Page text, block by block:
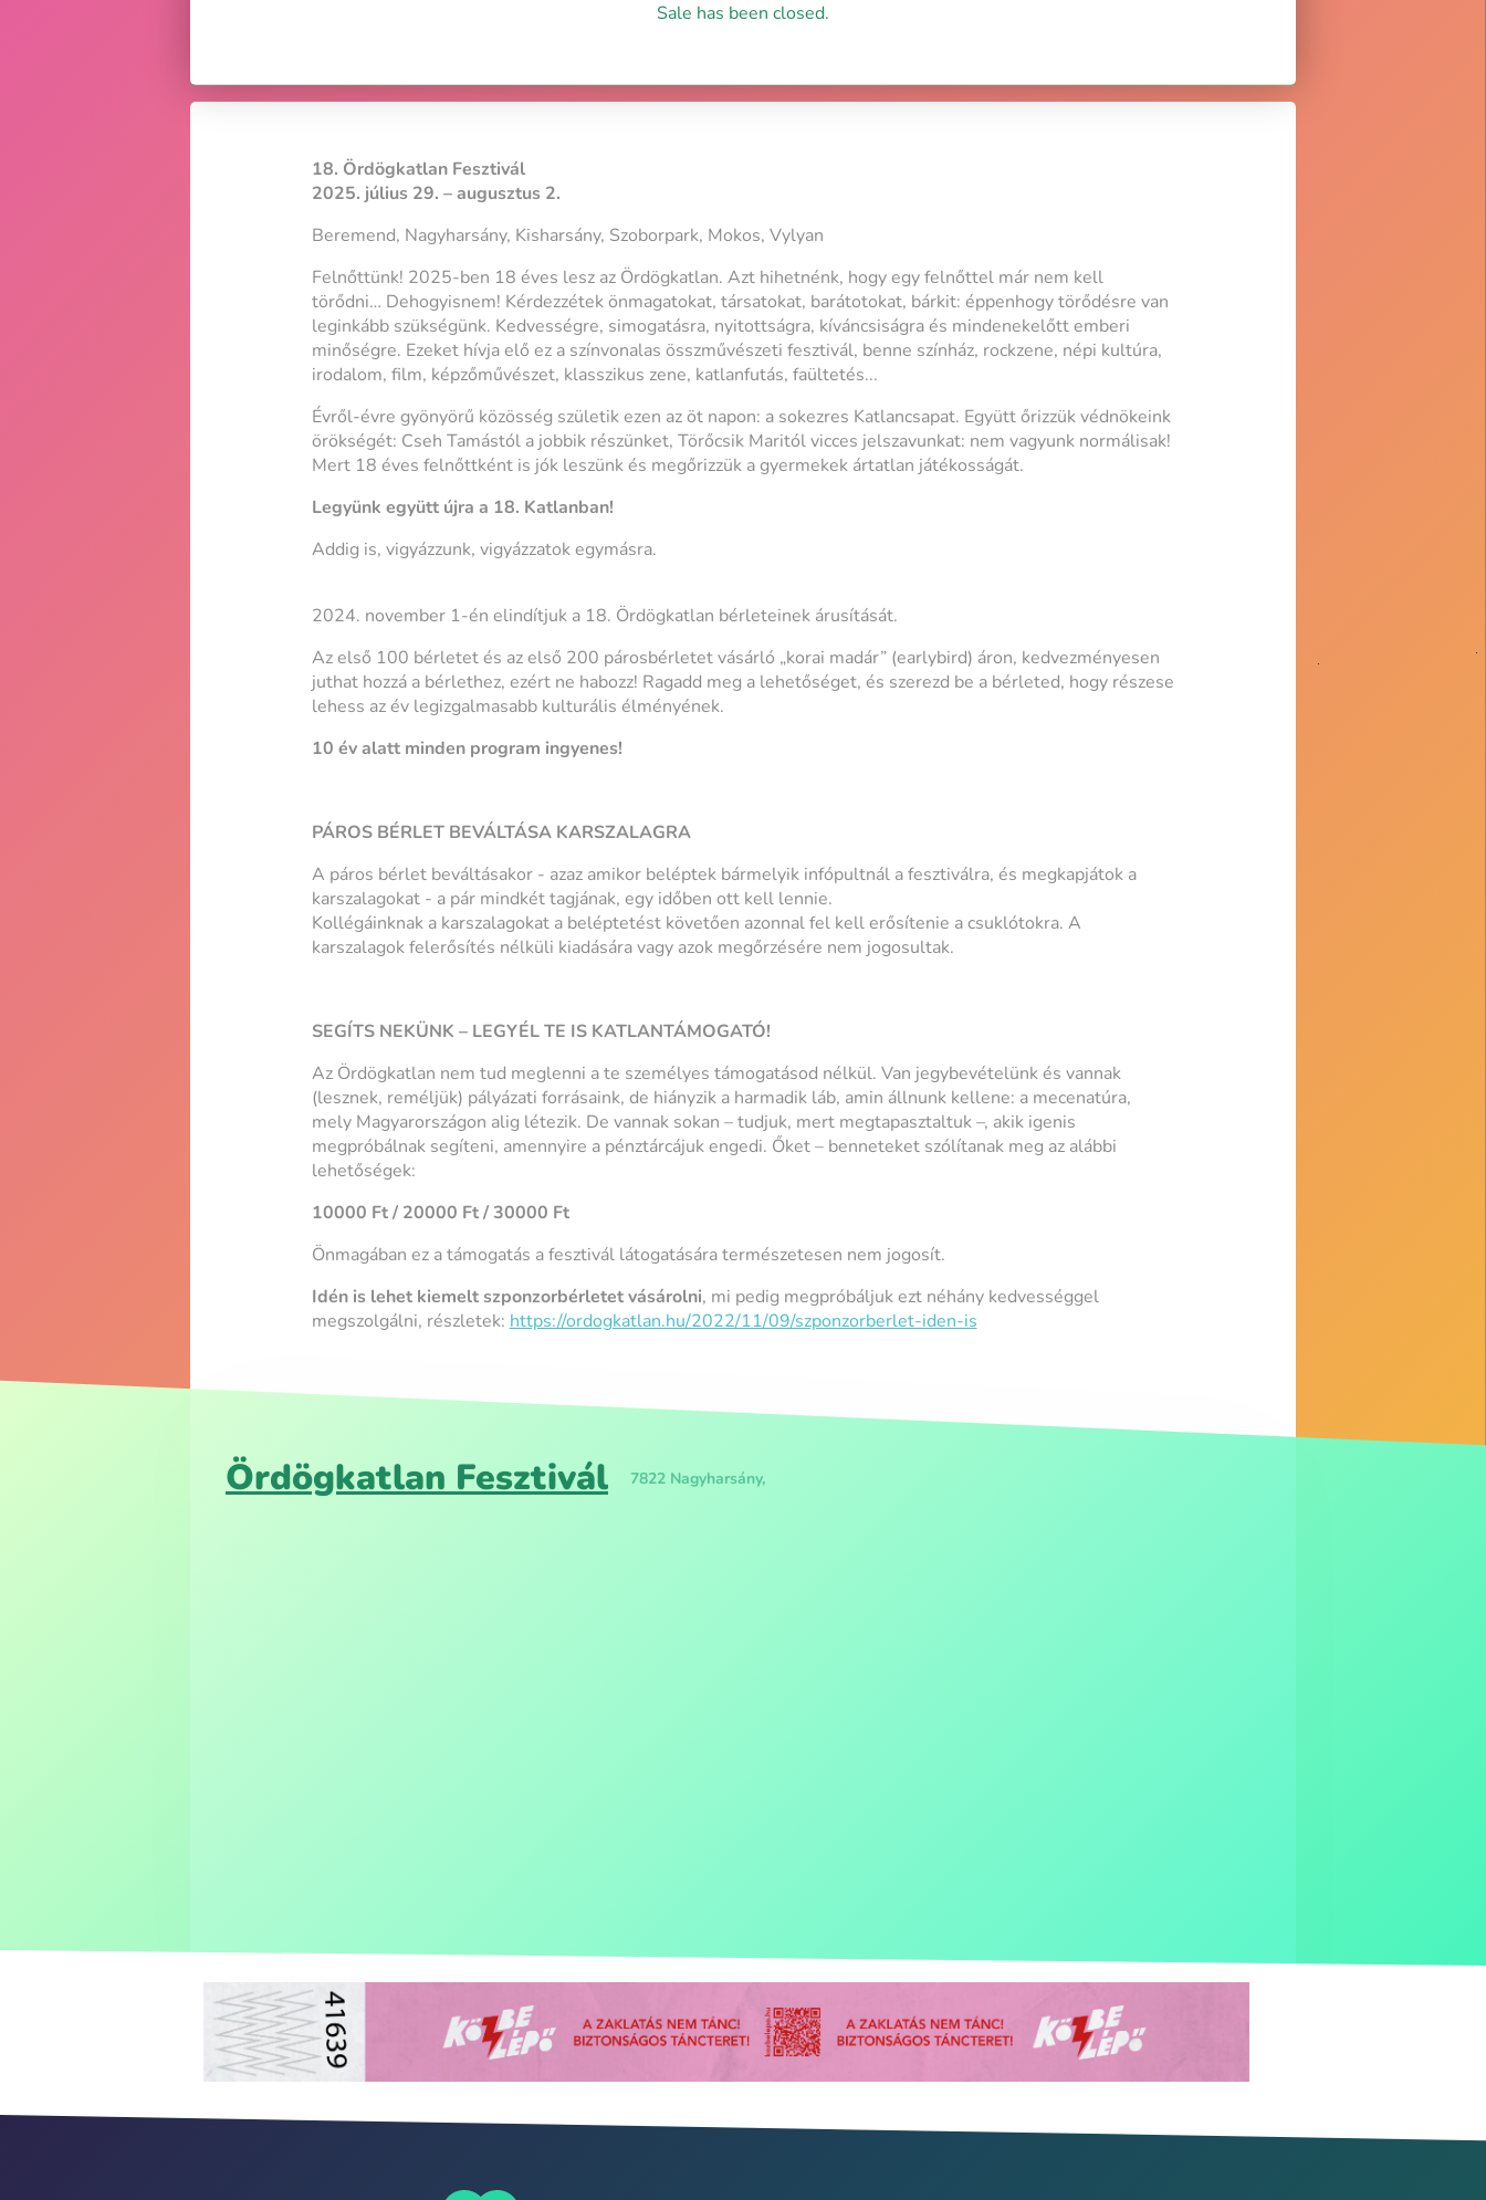
Sale has been closed.
18. Ördögkatlan Fesztivál
2025. július 29. – augusztus 2.
Beremend, Nagyharsány, Kisharsány, Szoborpark, Mokos, Vylyan
Felnőttünk! 2025-ben 18 éves lesz az Ördögkatlan. Azt hihetnénk, hogy egy felnőttel már nem kell
törődni… Dehogyisnem! Kérdezzétek önmagatokat, társatokat, barátotokat, bárkit: éppenhogy törődésre van
leginkább szükségünk. Kedvességre, simogatásra, nyitottságra, kíváncsiságra és mindenekelőtt emberi
minőségre. Ezeket hívja elő ez a színvonalas összművészeti fesztivál, benne színház, rockzene, népi kultúra,
irodalom, film, képzőművészet, klasszikus zene, katlanfutás, faültetés...
Évről-évre gyönyörű közösség születik ezen az öt napon: a sokezres Katlancsapat. Együtt őrizzük védnökeink
örökségét: Cseh Tamástól a jobbik részünket, Törőcsik Maritól vicces jelszavunkat: nem vagyunk normálisak!
Mert 18 éves felnőttként is jók leszünk és megőrizzük a gyermekek ártatlan játékosságát.
Legyünk együtt újra a 18. Katlanban!
Addig is, vigyázzunk, vigyázzatok egymásra.
2024. november 1-én elindítjuk a 18. Ördögkatlan bérleteinek árusítását.
Az első 100 bérletet és az első 200 párosbérletet vásárló „korai madár” (earlybird) áron, kedvezményesen
juthat hozzá a bérlethez, ezért ne habozz! Ragadd meg a lehetőséget, és szerezd be a bérleted, hogy részese
lehess az év legizgalmasabb kulturális élményének.
10 év alatt minden program ingyenes!
PÁROS BÉRLET BEVÁLTÁSA KARSZALAGRA
A páros bérlet beváltásakor - azaz amikor beléptek bármelyik infópultnál a fesztiválra, és megkapjátok a
karszalagokat - a pár mindkét tagjának, egy időben ott kell lennie.
Kollégáinknak a karszalagokat a beléptetést követően azonnal fel kell erősítenie a csuklótokra. A
karszalagok felerősítés nélküli kiadására vagy azok megőrzésére nem jogosultak.
SEGÍTS NEKÜNK – LEGYÉL TE IS KATLANTÁMOGATÓ!
Az Ördögkatlan nem tud meglenni a te személyes támogatásod nélkül. Van jegybevételünk és vannak
(lesznek, reméljük) pályázati forrásaink, de hiányzik a harmadik láb, amin állnunk kellene: a mecenatúra,
mely Magyarországon alig létezik. De vannak sokan – tudjuk, mert megtapasztaltuk –, akik igenis
megpróbálnak segíteni, amennyire a pénztárcájuk engedi. Őket – benneteket szólítanak meg az alábbi
lehetőségek:
10000 Ft / 20000 Ft / 30000 Ft
Önmagában ez a támogatás a fesztivál látogatására természetesen nem jogosít.
Idén is lehet kiemelt szponzorbérletet vásárolni, mi pedig megpróbáljuk ezt néhány kedvességgel
megszolgálni, részletek: https://ordogkatlan.hu/2022/11/09/szponzorberlet-iden-is
Ördögkatlan Fesztivál 7822 Nagyharsány,